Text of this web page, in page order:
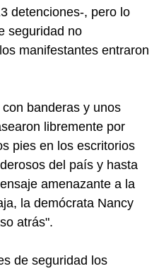
detenciones-, pero lo
seguridad no
manifestantes entraron
banderas y unos
libremente por
pies en los escritorios
del país y hasta
amenazante a la
la demócrata Nancy
atrás".
de seguridad los